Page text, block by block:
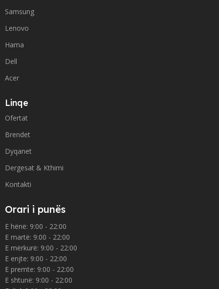
Samsung
Lenovo
Hama
Dell
Acer
Linqe
Ofertat
Brendet
Dyqanet
Dergesat & Kthimi
Kontakti
Orari i punës
E hënë: 9:00 - 22:00
E martë: 9:00 - 22:00
E mërkurë: 9:00 - 22:00
E enjte: 9:00 - 22:00
E premte: 9:00 - 22:00
E shtunë: 9:00 - 22:00